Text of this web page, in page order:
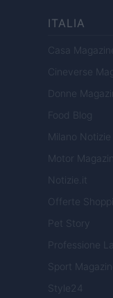
ITALIA
Casa Magazine
Cineverse
Donne
Food Blog
Milano Notizie
Motor
Notizie.it
Offerte
Pet Story
Professione
Sport Magazine
Style24